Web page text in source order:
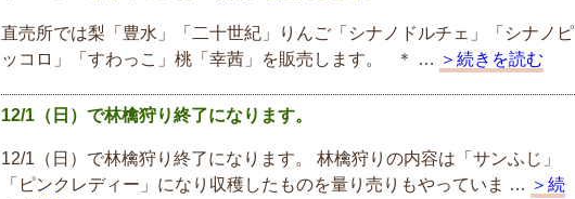
直売所では梨「豊水」「二十世紀」りんご「シナノドルチェ」「シナノピ
ッコロ」「すわっこ」桃「幸茜」を販売します。 ＊ … ＞続きを読む
12/1（日）で林檎狩り終了になります。
12/1（日）で林檎狩り終了になります。 林檎狩りの内容は「サンふじ」
「ピンクレディー」になり収穫したものを量り売りもやっていま … ＞続